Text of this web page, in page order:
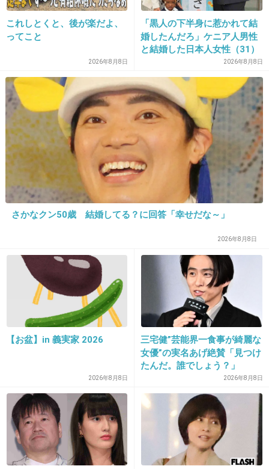
島知子主演『ハダカの美奈子』のビジュアル初公開 キャストも発表 ニュ
ース-ORICON STYLE-元オセロの中島知子（41）が主演を務める、ビッグマ
ミィことタレント・美奈子（30）の自叙伝を映画...
+155 -5
21. 匿名 2013/10/16(水) 13:51:45
テラスハウスのやついる。きも
+271 -131
2013/10/16(水) 13:52:19
見たい人いるの？
+90 -1138
24. 匿名 2013/10/16(水) 13:52:24
この映画、誰が観るの？？？
これしとくと、後が楽だよ、
ってこと
2026年8月8日
「黒人の下半身に惹かれて結
婚したんだろ」ケニア人男性
と結婚した日本人女性（31）
に“誹謗中傷”殺到…本人が語
る、日本で感じる“外国人差
別”のリアル
2026年8月8日
さかなクン50歳 結婚してる？に回答「幸せだな～」
2026年8月8日
【お盆】in 義実家 2026
2026年8月8日
三宅健”芸能界一食事が綺麗な
女優”の実名あげ絶賛「見つけ
たんだ。誰でしょう？」
2026年8月8日